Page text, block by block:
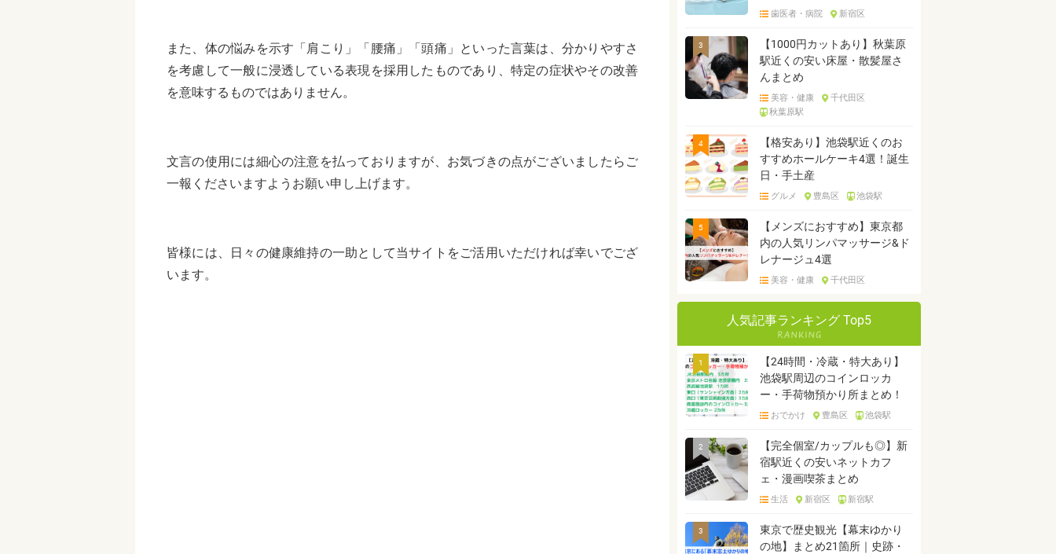
また、体の悩みを示す「肩こり」「腰痛」「頭痛」といった言葉は、分かりやすさ
を考慮して一般に浸透している表現を採用したものであり、特定の症状やその改善
を意味するものではありません。
文言の使用には細心の注意を払っておりますが、お気づきの点がございましたらご
一報くださいますようお願い申し上げます。
皆様には、日々の健康維持の一助として当サイトをご活用いただければ幸いでござ
います。
歯医者・病院 新宿区
3
【1000円カットあり】秋葉原
駅近くの安い床屋・散髪屋さ
んまとめ
美容・健康
千代田区
秋葉原駅
4
【格安あり】池袋駅近くのお
すすめホールケーキ4選！誕生
日・手土産
グルメ 豊島区 池袋駅
5
【メンズにおすすめ】東京都
内の人気リンパマッサージ&ド
レナージュ4選
美容・健康 千代田区
人気記事ランキング Top5
1
【24時間・冷蔵・特大あり】
池袋駅周辺のコインロッカ
ー・手荷物預かり所まとめ！
おでかけ 豊島区 池袋駅
2
【完全個室/カップルも◎】新
宿駅近くの安いネットカフ
ェ・漫画喫茶まとめ
生活 新宿区 新宿駅
3
東京で歴史観光【幕末ゆかり
の地】まとめ21箇所｜史跡・